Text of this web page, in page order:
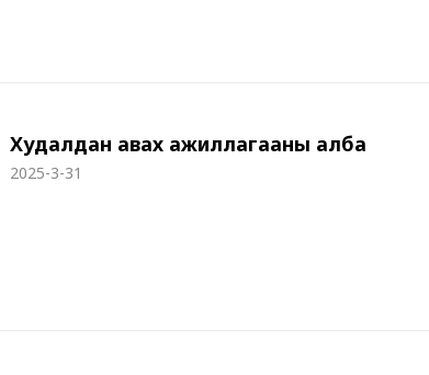
Худалдан авах ажиллагааны алба
2025-3-31